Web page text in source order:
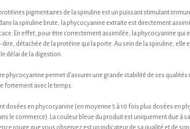
protéines pigmentaires de la spiruline est un puissant stimulant
la spiruline brute, la phycocyanine extraite est directement
En effet, pour être correctement assimilée, la phycocyanine qui
dire, détachée de la protéine qui la porte. Au sein de la spiruline, elle
délai de la digestion.
phycocyanine permet d’assurer une grande stabilité de ses
fortement avec le temps.
dosées en phycocyanine (en moyenne 5 à 10 fois plus dosées en
le commerce). La couleur bleue du produit est uniquement due à
rouge que vous observez est un indicateur de sa qualité et de son